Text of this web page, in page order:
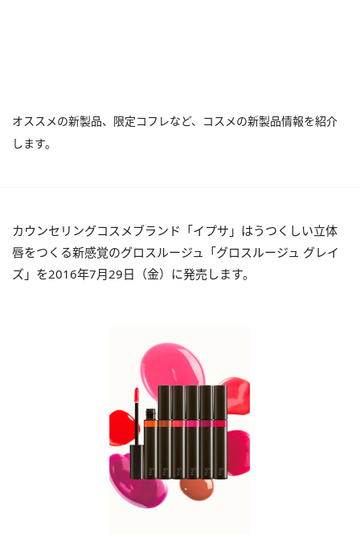
オススメの新製品、限定コフレなど、コスメの新製品情報を紹介
します。
カウンセリングコスメブランド「イプサ」はうつくしい立体
唇をつくる新感覚のグロスルージュ「グロスルージュ グレイ
ズ」を2016年7月29日（金）に発売します。